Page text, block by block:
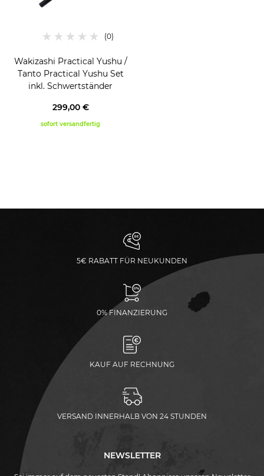
Wakizashi Practical Yushu /
Tanto Practical Yushu Set
inkl. Schwertständer
299,00 €
sofort versandfertig
5€ RABATT FÜR NEUKUNDEN
0% FINANZIERUNG
KAUF AUF RECHNUNG
VERSAND INNERHALB VON 24 STUNDEN
NEWSLETTER